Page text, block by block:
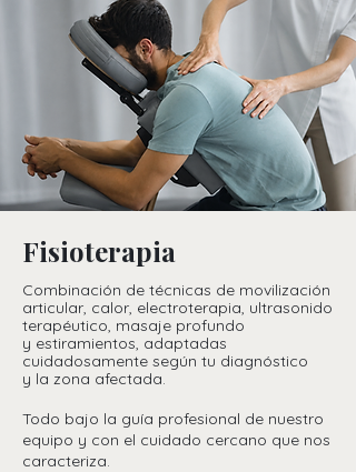
Fisioterapia
Combinación de técnicas de movilización
articular, calor, electroterapia, ultrasonido
terapéutico, masaje profundo
y estiramientos, adaptadas
cuidadosamente según tu diagnóstico
y la zona afectada.
Todo bajo la guía profesional de nuestro
equipo y con el cuidado cercano que nos
caracteriza.